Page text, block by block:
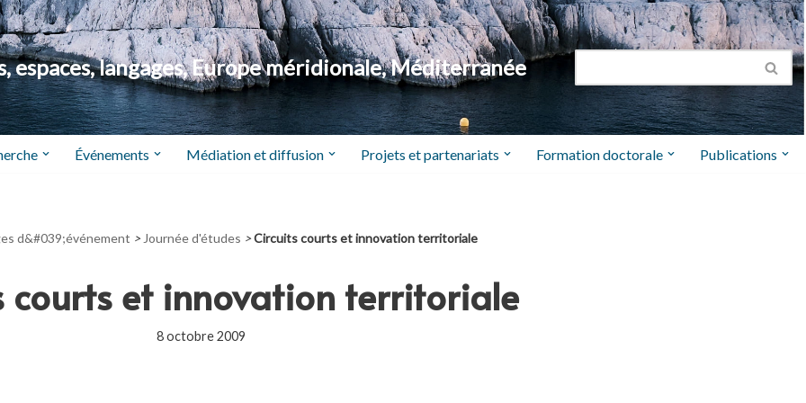
espaces, langages, Europe méridionale, Méditerranée
Événements Médiation et diffusion Projets et partenariats Formation doctorale Publications
d&#039;événement > Journée d'études >Circuits courts et innovation territoriale
courts et innovation territoriale
8 octobre 2009